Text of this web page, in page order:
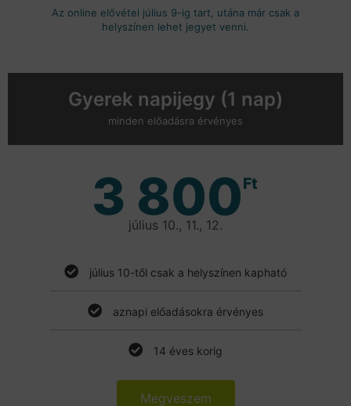
Az online elővétel július 9-ig tart, utána már csak a
helyszínen lehet jegyet venni.
Gyerek napijegy (1 nap)
minden előadásra érvényes
3 800Ft
július 10., 11., 12.
július 10-től csak a helyszínen kapható
aznapi előadásokra érvényes
14 éves korig
Megveszem